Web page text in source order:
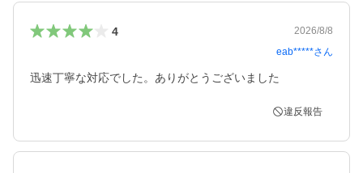
4
2026/8/8
eab*****さん
迅速丁寧な対応でした。ありがとうございました
違反報告